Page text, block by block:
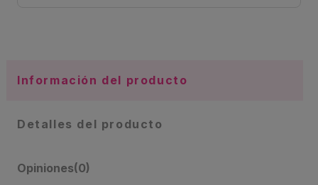
Información del producto
Detalles del producto
Opiniones(0)